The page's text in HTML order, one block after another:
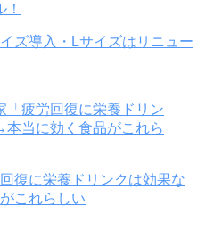
ズ導入・Lサイズはリニュー
復に栄養ドリンクは効果な
これらしい